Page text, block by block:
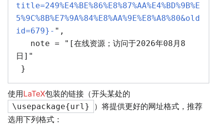
title=249%E4%BE%86%E8%87%AA%E4%BD%9B%E
5%9C%8B%E7%9A%84%E8%AA%9E%E8%A8%80&old
id=679}- ",
日]"
使用LaTeX包装的链接（开头某处的
\usepackage{url}
）将提供更好的网址格式，推荐
选用下列格式：